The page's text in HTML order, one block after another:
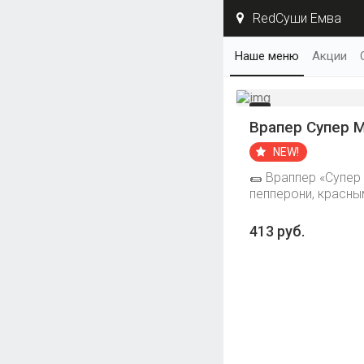
RedСуши Емва
Наше меню Акции
Врапер Супер
NEW!
🌯 Враппер
пепперони,
413 руб.